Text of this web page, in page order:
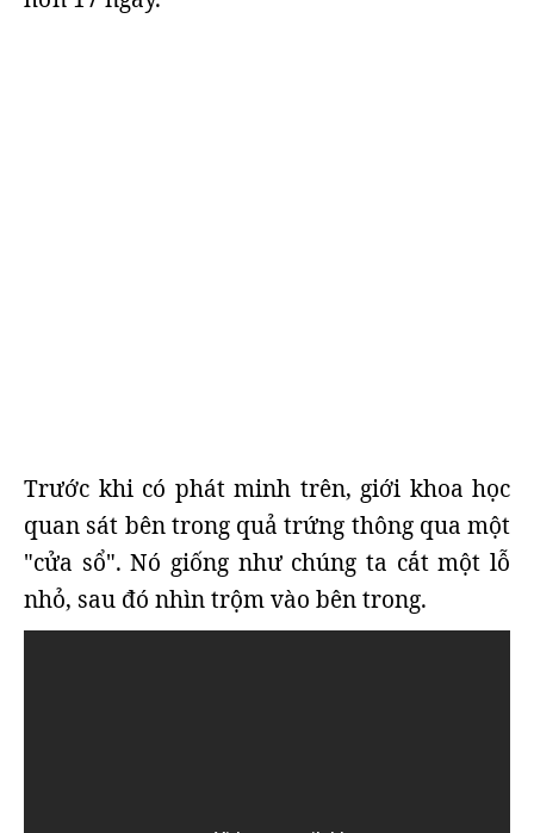
Trước khi có phát minh trên, giới khoa học
quan sát bên trong quả trứng thông qua một
"cửa sổ". Nó giống như chúng ta cắt một lỗ
nhỏ, sau đó nhìn trộm vào bên trong.